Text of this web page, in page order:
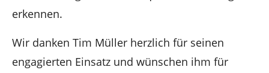
erkennen.
Wir danken Tim Müller herzlich für seinen
engagierten Einsatz und wünschen ihm für